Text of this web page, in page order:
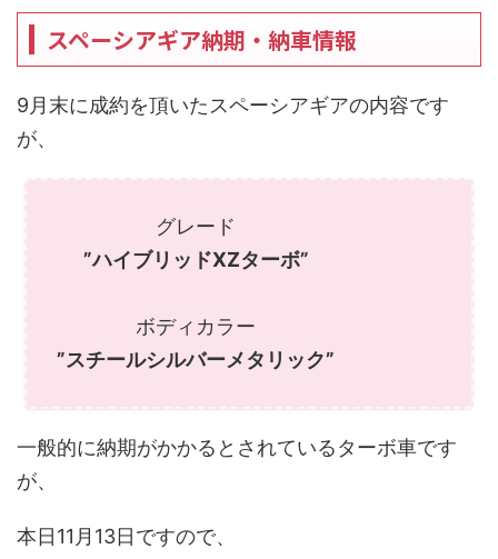
スペーシアギア納期・納車情報
9月末に成約を頂いたスペーシアギアの内容です
が、
グレード
”ハイブリッドXZターボ”
ボディカラー
”スチールシルバーメタリック”
一般的に納期がかかるとされているターボ車です
が、
本日11月13日ですので、